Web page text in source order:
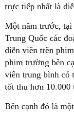
trực tiếp nhất là
Một năm trước,
Trung Quốc các
diễn viên trên
phim trường bên
viên trung bình có
tốt thu hơn 10.000
Bên cạnh đó là